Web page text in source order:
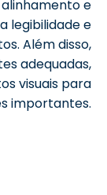
e
legibilidade e
Além disso,
adequadas,
visuais para
importantes.